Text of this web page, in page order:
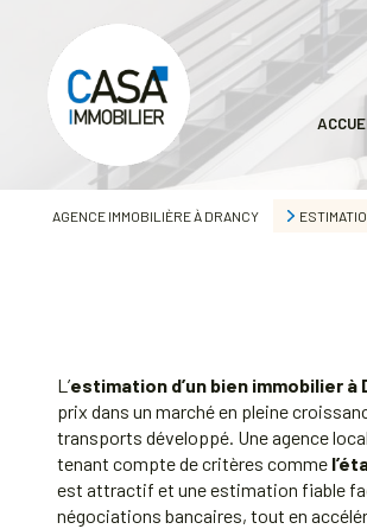
AGENCE IMMOBILIÈRE À DRANCY
L’estimation d’un bien immobilier à
prix dans un marché en pleine
transports développé. Une agence
tenant compte de critères comme
est attractif et une estimation fiable
négociations bancaires, tout en